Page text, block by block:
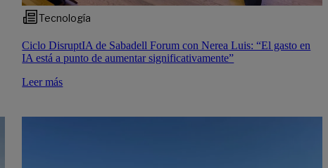
Tecnología
Ciclo DisruptIA de Sabadell Forum con Nerea Luis: “El gasto en
IA está a punto de aumentar significativamente”
Leer más